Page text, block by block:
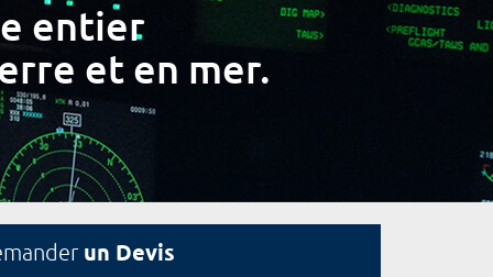
entier
et en mer.
un Devis